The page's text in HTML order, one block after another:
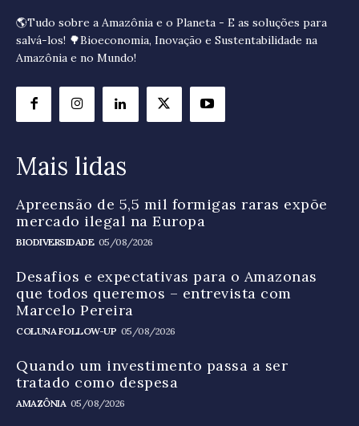
🌎Tudo sobre a Amazônia e o Planeta - E as soluções para
salvá-los! 🌳Bioeconomia, Inovação e Sustentabilidade na
Amazônia e no Mundo!
Mais lidas
Apreensão de 5,5 mil formigas raras expõe
mercado ilegal na Europa
BIODIVERSIDADE 05/08/2026
Desafios e expectativas para o Amazonas
que todos queremos – entrevista com
Marcelo Pereira
COLUNA FOLLOW-UP 05/08/2026
Quando um investimento passa a ser
tratado como despesa
AMAZÔNIA 05/08/2026